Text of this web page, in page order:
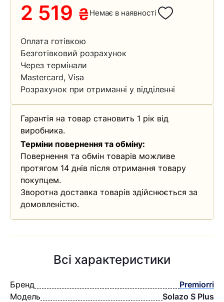
2 519 ₴Немає в наявності
Оплата готівкою
Безготівковий розрахунок
Через термінали
Mastercard, Visa
Розрахунок при отриманні у відділенні
Гарантія на товар становить 1 рік від
виробника.
Терміни повернення та обміну:
Повернення та обмін товарів можливе
протягом 14 днів після отримання товару
покупцем.
Зворотна доставка товарів здійснюється за
домовленістю.
Всі характеристики
Бренд
Premiorri
Модель
Solazo S Plus